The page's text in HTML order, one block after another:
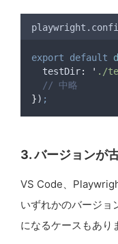
export default
testDir: ' ./
// 中略
}) ;
3. バージョンが
VS Code、
いずれかのバージョ
になるケースもあり